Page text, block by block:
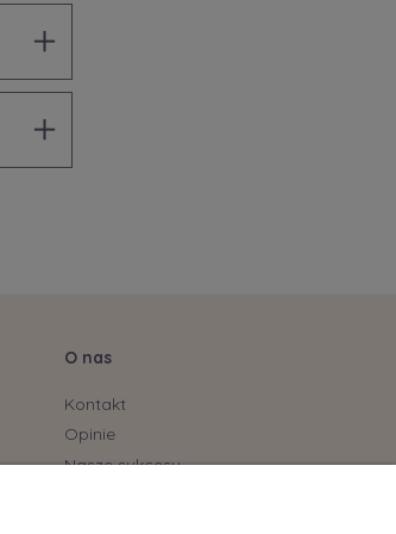
O nas
Kontakt
Opinie
Nasze sukcesy